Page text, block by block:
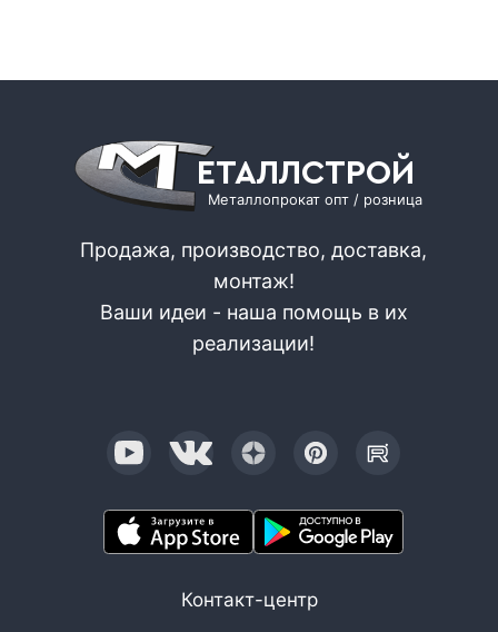
ЕТАЛЛСТРОЙ
Металлопрокат опт / розница
Продажа, производство, доставка,
монтаж!
Ваши идеи - наша помощь в их
реализации!
Контакт-центр